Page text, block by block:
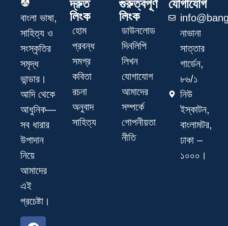
বাংলা ভাষা,
সাহিত্য ও
সংস্কৃতির
সমৃদ্ধ
ভান্ডার।
আদি থেকে
আধুনিক—
সব ধারার
উপাদান
নিয়ে
আমাদের
এই
প্রচেষ্টা।
দ্রুত
লিংক
হোম
প্রবন্ধ
সমগ্র
কবিতা
রচনা
অনুবাদ
সাহিত্য
গুরুত্বপূর্ণ
লিংক
ডাউনলোড
দিনলিপি
লিখন
যোগাযোগ
আমাদের
সম্পর্কে
গোপনীয়তা
নীতি
যোগাযোগ
নাভানা
সাত্তার
গার্ডেন,
৮৬/১
নিউ
ইস্কাটন,
বাংলামটর,
ঢাকা –
১০০০।